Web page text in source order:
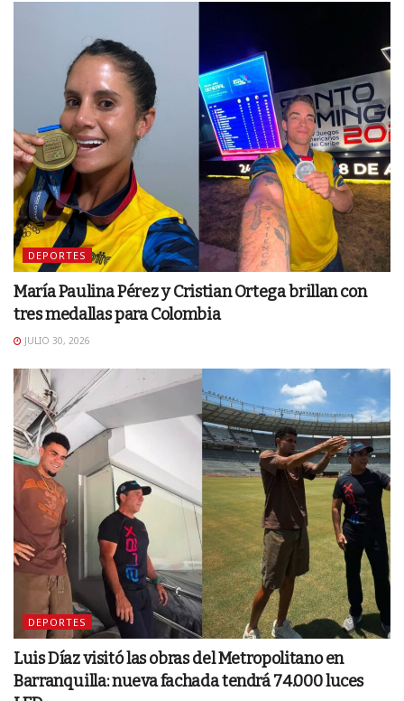
DEPORTES
María Paulina Pérez y Cristian Ortega brillan con
tres medallas para Colombia
JULIO 30, 2026
DEPORTES
Luis Díaz visitó las obras del Metropolitano en
Barranquilla: nueva fachada tendrá 74.000 luces